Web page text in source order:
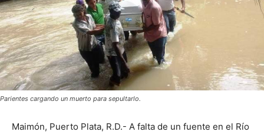
Parientes cargando un muerto para sepultarlo.
Maimón, Puerto Plata, R.D.- A falta de un fuente en el Río